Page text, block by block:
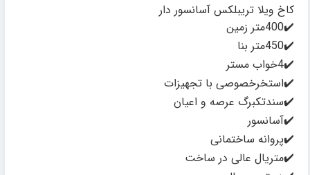
کاخ ویلا تریبلکس آسانسور دار
✔️400متر زمین
✔️450متر بنا
✔️4خواب مستر
✔️استخرخصوصی با تجهیزات
✔️سندتکبرگ عرصه و اعیان
✔️آسانسور
✔️پروانه ساختمانی
✔️متریال عالی در ساخت